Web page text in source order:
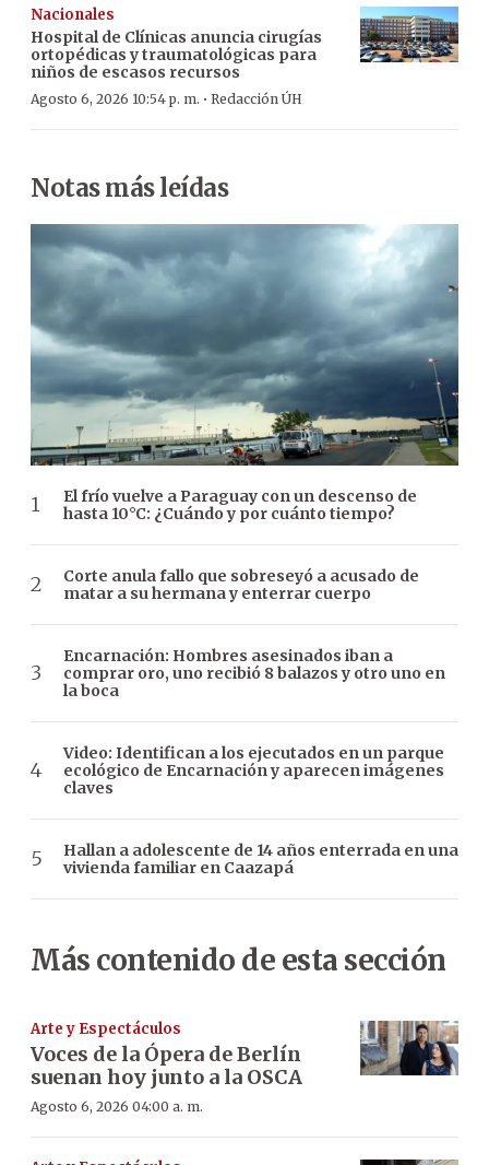
Nacionales
Hospital de Clínicas anuncia cirugías
ortopédicas y traumatológicas para
niños de escasos recursos
Agosto 6, 2026 10:54 p. m. · Redacción ÚH
Notas más leídas
El frío vuelve a Paraguay con un descenso de
hasta 10°C: ¿Cuándo y por cuánto tiempo?
Corte anula fallo que sobreseyó a acusado de
matar a su hermana y enterrar cuerpo
Encarnación: Hombres asesinados iban a
comprar oro, uno recibió 8 balazos y otro uno en
la boca
Video: Identifican a los ejecutados en un parque
ecológico de Encarnación y aparecen imágenes
claves
Hallan a adolescente de 14 años enterrada en una
vivienda familiar en Caazapá
Más contenido de esta sección
Arte y Espectáculos
Voces de la Ópera de Berlín
suenan hoy junto a la OSCA
Agosto 6, 2026 04:00 a. m.